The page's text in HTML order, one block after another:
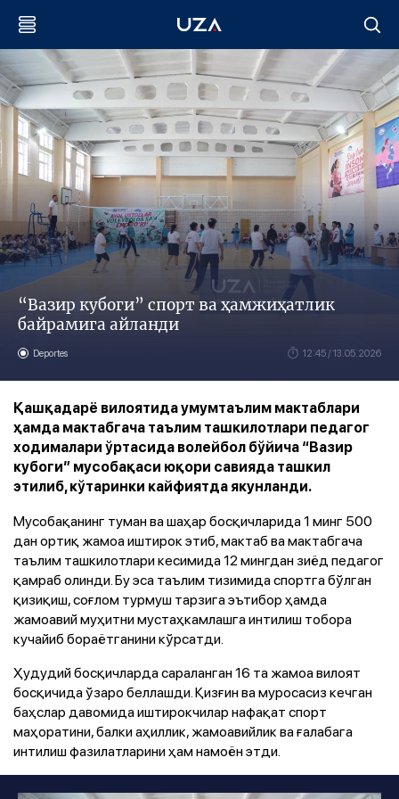
“Вазир кубоги” спорт ва ҳамжиҳатлик
байрамига айланди
Deportes 12:45 / 13.05.2026
Қашқадарё вилоятида умумтаълим мактаблари
ҳамда мактабгача таълим ташкилотлари педагог
ходималари ўртасида волейбол бўйича “Вазир
кубоги” мусобақаси юқори савияда ташкил
этилиб, кўтаринки кайфиятда якунланди.
Мусобақанинг туман ва шаҳар босқичларида 1 минг 500
дан ортиқ жамоа иштирок этиб, мактаб ва мактабгача
таълим ташкилотлари кесимида 12 мингдан зиёд педагог
қамраб олинди. Бу эса таълим тизимида спортга бўлган
қизиқиш, соғлом турмуш тарзига эътибор ҳамда
жамоавий муҳитни мустаҳкамлашга интилиш тобора
кучайиб бораётганини кўрсатди.
Ҳудудий босқичларда сараланган 16 та жамоа вилоят
босқичида ўзаро беллашди. Қизғин ва муросасиз кечган
баҳслар давомида иштирокчилар нафақат спорт
маҳоратини, балки аҳиллик, жамоавийлик ва ғалабага
интилиш фазилатларини ҳам намоён этди.